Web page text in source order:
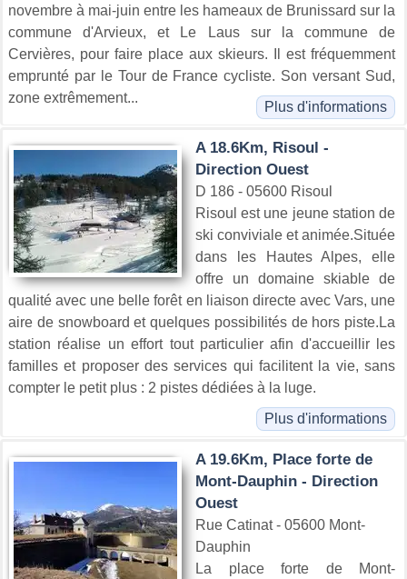
novembre à mai-juin entre les hameaux de Brunissard sur la
commune d'Arvieux, et Le Laus sur la commune de
Cervières, pour faire place aux skieurs. Il est fréquemment
emprunté par le Tour de France cycliste. Son versant Sud,
zone extrêmement...
Plus d'informations
A 18.6Km, Risoul -
Direction Ouest
D 186 - 05600 Risoul
Risoul est une jeune station de
ski conviviale et animée.Située
dans les Hautes Alpes, elle
offre un domaine skiable de
qualité avec une belle forêt en liaison directe avec Vars, une
aire de snowboard et quelques possibilités de hors piste.La
station réalise un effort tout particulier afin d'accueillir les
familles et proposer des services qui facilitent la vie, sans
compter le petit plus : 2 pistes dédiées à la luge.
Plus d'informations
A 19.6Km, Place forte de
Mont-Dauphin - Direction
Ouest
Rue Catinat - 05600 Mont-
Dauphin
La place forte de Mont-